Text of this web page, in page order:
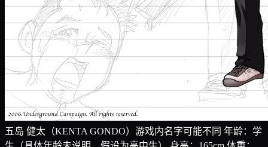
五岛 健太（KENTA GONDO）游戏内名字可能不同 年龄：学